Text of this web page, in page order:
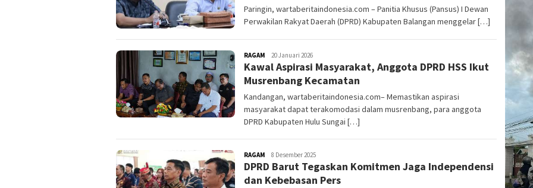
Paringin, wartaberitaindonesia.com – Panitia Khusus (Pansus) I Dewan
Perwakilan Rakyat Daerah (DPRD) Kabupaten Balangan menggelar […]
RAGAM admin
20 Januari 2026
Kawal Aspirasi Masyarakat, Anggota DPRD HSS Ikut
Musrenbang Kecamatan
Kandangan, wartaberitaindonesia.com– Memastikan aspirasi
masyarakat dapat terakomodasi dalam musrenbang, para anggota
DPRD Kabupaten Hulu Sungai […]
RAGAM admin
8 Desember 2025
DPRD Barut Tegaskan Komitmen Jaga Independensi
dan Kebebasan Pers